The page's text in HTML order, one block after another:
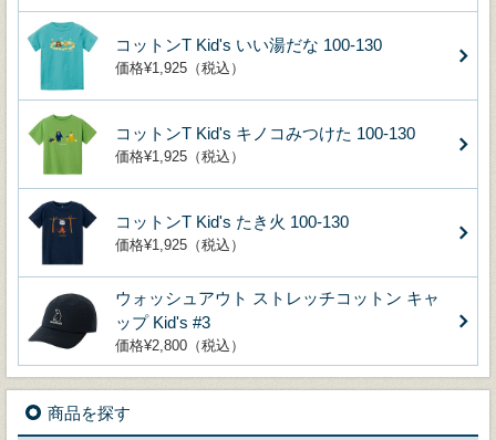
コットンT Kid's いい湯だな 100-130
価格¥1,925（税込）
コットンT Kid's キノコみつけた 100-130
価格¥1,925（税込）
コットンT Kid's たき火 100-130
価格¥1,925（税込）
ウォッシュアウト ストレッチコットン キャ
ップ Kid's #3
価格¥2,800（税込）
商品を探す